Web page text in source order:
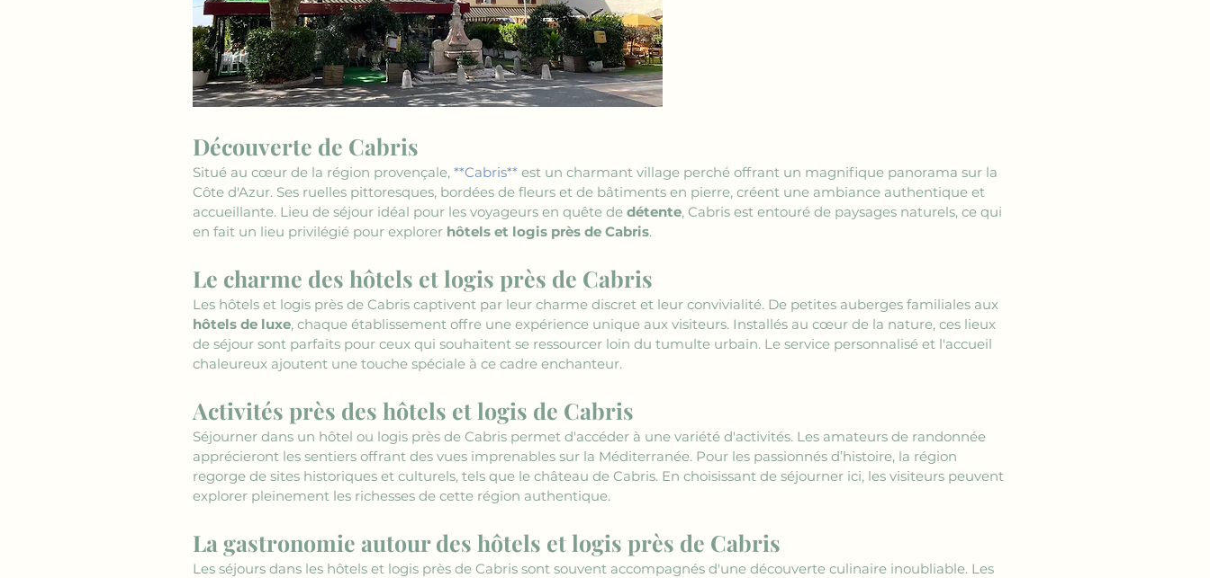
Découverte de Cabris
Situé au cœur de la région provençale, **Cabris** est un charmant village perché offrant un magnifique panorama sur la
Côte d'Azur. Ses ruelles pittoresques, bordées de fleurs et de bâtiments en pierre, créent une ambiance authentique et
accueillante. Lieu de séjour idéal pour les voyageurs en quête de détente, Cabris est entouré de paysages naturels, ce qui
en fait un lieu privilégié pour explorer hôtels et logis près de Cabris.
Le charme des hôtels et logis près de Cabris
Les hôtels et logis près de Cabris captivent par leur charme discret et leur convivialité. De petites auberges familiales aux
hôtels de luxe, chaque établissement offre une expérience unique aux visiteurs. Installés au cœur de la nature, ces lieux
de séjour sont parfaits pour ceux qui souhaitent se ressourcer loin du tumulte urbain. Le service personnalisé et l'accueil
chaleureux ajoutent une touche spéciale à ce cadre enchanteur.
Activités près des hôtels et logis de Cabris
Séjourner dans un hôtel ou logis près de Cabris permet d'accéder à une variété d'activités. Les amateurs de randonnée
apprécieront les sentiers offrant des vues imprenables sur la Méditerranée. Pour les passionnés d’histoire, la région
regorge de sites historiques et culturels, tels que le château de Cabris. En choisissant de séjourner ici, les visiteurs peuvent
explorer pleinement les richesses de cette région authentique.
La gastronomie autour des hôtels et logis près de Cabris
Les séjours dans les hôtels et logis près de Cabris sont souvent accompagnés d'une découverte culinaire inoubliable. Les